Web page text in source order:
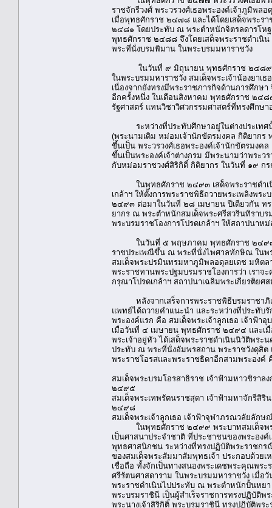
ราชจักรีวงศ์ พระวรวงศ์เธอพระองค์เจ้าภูมิพล
เมื่อพุทธศักราช ๒๔๗๘ และได้โดยเสด็จพระร
๒๔๘๑ โดยประทับ ณ พระตำหนักจิตรลดารโหฐ
พุทธศักราช ๒๔๘๘ จึงโดยเสด็จพระราชดำเนิ
พระที่นั่งบรมพิมาน ในพระบรมมหาราชวัง
ในวันที่ ๙ มิถุนายน พุทธศักราช ๒๔๘๙ สม
ในพระบรมมหาราชวัง สมเด็จพระเจ้าน้องยาเ
เนื่องจากยังทรงมีพระราชภารกิจด้านการศึกษ
อีกครั้งหนึ่ง ในเดือนสิงหาคม พุทธศักราช ๒๔
รัฐศาสตร์ แทนวิชาวิศวกรรมศาสตร์ที่ทรงศึกษา
ระหว่างที่ประทับศึกษาอยู่ในต่างประเทศนั้
(พระนามเดิม หม่อมเจ้านักขัตรมงคล กิติยากร
ขึ้นเป็น พระวรวงศ์เธอพระองค์เจ้านักขัตรมง
ขึ้นเป็นพระองค์เจ้าต่างกรม มีพระนามว่าพระ
กับหม่อมราชวงศ์สิริกิติ์ กิติยากร ในวันที่ ๑๙ ก
ในพุทธศักราช ๒๔๙๓ เสด็จพระราชดำเนิ
เกล้าฯ ให้ตั้งการพระราชพิธีถวายพระเพลิงพ
๒๔๙๓ ต่อมาในวันที่ ๒๘ เมษายน ปีเดียวกัน ทร
ยากร ณ พระตำหนักสมเด็จพระศรีสวรินทิราบร
พระบรมราชโองการโปรดเกล้าฯ ให้สถาปนา
ในวันที่ ๕ พฤษภาคม พุทธศักราช ๒๔๙๓ ทร
ราชประเพณีขึ้น ณ พระที่นั่งไพศาลทักษิณ ในพ
สมเด็จพระปรมินทรมหาภูมิพลอดุลยเดช มหิต
พระราชทานพระปฐมบรมราชโองการว่า เรา
กรุณาโปรดเกล้าฯ สถาปนาเฉลิมพระเกียรติย
หลังจากเสร็จการพระราชพิธีบรมราชาภิเ
แพทย์ได้ถวายคำแนะนำ และระหว่างที่ประทับ
พระองค์แรก คือ สมเด็จพระเจ้าลูกเธอ เจ้าฟ้
เมื่อวันที่ ๔ เมษายน พุทธศักราช ๒๔๙๔ และเมื่
พระเจ้าอยู่หัว ได้เสด็จพระราชดำเนินนิวัติพร
ประทับ ณ พระที่นั่งอัมพรสถาน พระราชวังดุสิต
พระราชโอรสและพระราชธิดาอีกสามพระองค์
สมเด็จพระบรมโอรสาธิราช เจ้าฟ้ามหาวชิร
๒๔๙๕
สมเด็จพระเทพรัตนราชสุดา เจ้าฟ้ามหาจักรีสิ
๒๔๙๘
สมเด็จพระเจ้าลูกเธอ เจ้าฟ้าจุฬาภรณวลัยลั
ในพุทธศักราช ๒๔๙๙ พระบาทสมเด็จพระเ
เป็นศาสนาประจำชาติ ที่ประชาชนของพระอง
พุทธศาสนิกชน ระหว่างที่ทรงปฏิบัติพระราชกร
ของสมเด็จพระสัมมาสัมพุทธเจ้า ประกอบด้วย
เชื่อถือ ทั้งจักเป็นทางสนองพระเดชพระคุณพร
ศรีรัตนศาสดาราม ในพระบรมมหาราชวัง เมื่
พระราชดำเนินไปประทับ ณ พระตำหนักปั้นหยา
พระบรมราชินี เป็นผู้สำเร็จราชการทรงปฏิบัติ
พระนางเจ้าสิริกิติ์ พระบรมราชินี ทรงปฏิบัติพร